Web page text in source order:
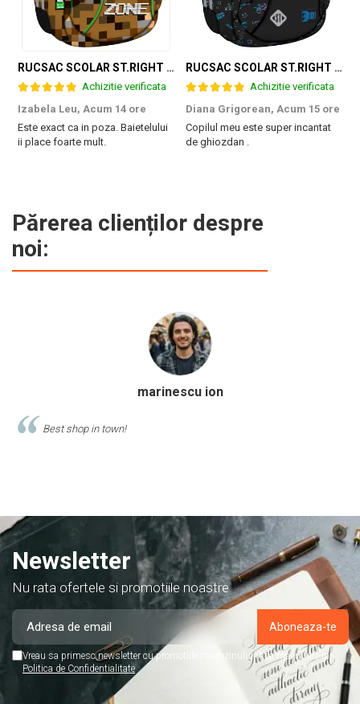
RUCSAC SCOLAR ST.RIGHT 3 COMPARTIMENTE GAME ZONE BP-26 301384
Achizitie verificata
Izabela Leu, Acum 14 ore
Este exact ca in poza. Baietelului
ii place foarte mult.
RUCSAC SCOLAR ST.RIGHT 3 COMPARTIMENTE GAME CONTROLLER SPLASH BP-26 697562
Achizitie verificata
Diana Grigorean, Acum 15 ore
Copilul meu este super incantat
de ghiozdan .
Părerea clienților despre
noi:
Calinescu Matei
Comand produse de papetarie si birotica de cel putin 10
Newsletter
Nu rata ofertele si promotiile noastre
Vreau sa primesc newsletter cu promotiile magazinului. Afla mai multe in
Politica de Confidentialitate